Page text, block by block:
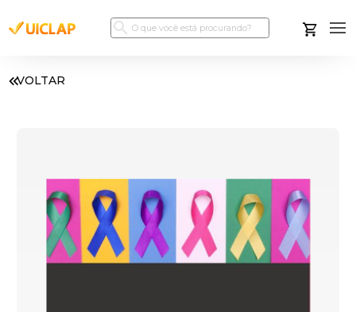
VOLTAR